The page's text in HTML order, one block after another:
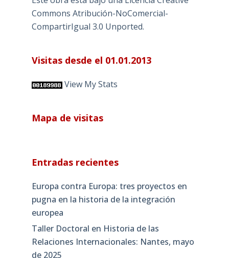
Commons Atribución-NoComercial-
CompartirIgual 3.0 Unported.
Visitas desde el 01.01.2013
View My Stats
Mapa de visitas
Entradas recientes
Europa contra Europa: tres proyectos en
pugna en la historia de la integración
europea
Taller Doctoral en Historia de las
Relaciones Internacionales: Nantes, mayo
de 2025